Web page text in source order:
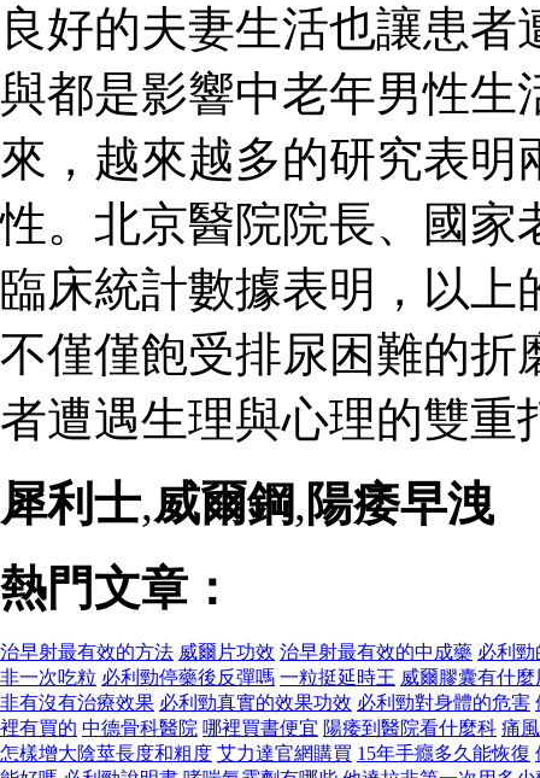
良好的夫妻生活也讓患
與都是影響中老年男性生
來，越來越多的研究表
性。北京醫院院長、國家
臨床統計數據表明，以上
不僅僅飽受排尿困難的折
者遭遇生理與心理的雙重
犀利士,威爾鋼, 陽痿早洩
熱門文章：
治早射最有效的方法 威爾片功效 治早射最有效的中成藥 必利
非一次吃粒 必利勁停藥後反彈嗎 一粒挺延時王 威爾膠囊有什麼
非有沒有治療效果 必利勁真實的效果功效 必利勁對身體的危害
裡有買的 中德骨科醫院 哪裡買書便宜 陽痿到醫院看什麼科 痛
怎樣增大陰莖長度和粗度 艾力達官網購買 15年手癮多久能恢復